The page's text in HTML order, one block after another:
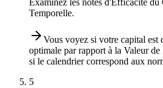
Examinez les notes d'Efficacité
Temporelle.
Vous voyez si votre capital est
optimale par rapport à la Valeur
si le calendrier correspond aux
5